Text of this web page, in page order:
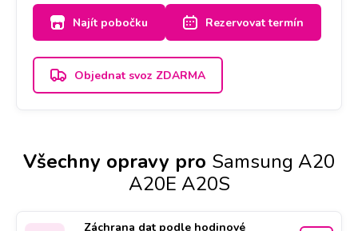
Najít pobočku Rezervovat termín
Objednat svoz ZDARMA
Všechny opravy pro Samsung A20
A20E A20S
Záchrana dat podle hodinové